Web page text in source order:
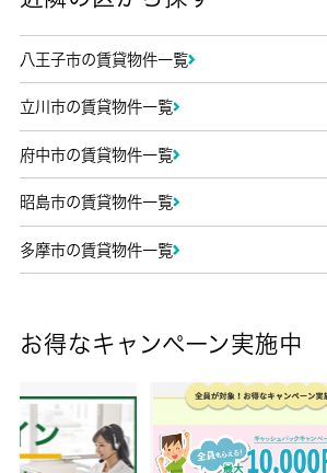
八王子市の賃貸物件一覧
立川市の賃貸物件一覧
府中市の賃貸物件一覧
昭島市の賃貸物件一覧
多摩市の賃貸物件一覧
お得なキャンペーン実施中